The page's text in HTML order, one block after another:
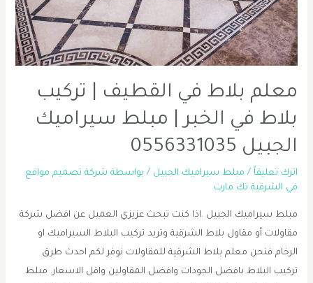
دهان
خارجي
في
الخبر
0556331035
معلم بلاط في القطيف | تركيب
بلاط في الخبر | مبلط سيراميك
الجبيل 0556331035
اترك تعليقاً / مبلط سيراميك الجبيل / بواسطة شركة تصميم مواقع
في الشرقية تك مارت
مبلط سيراميك الجبيل .اذا كنت تبحث عزيزي العميل عن افضل شركة
مقاولات أو مقاول بلاط الشرقية وتريد تركيب البلاط السيراميك او
الرخام فنحن معلم بلاط الشرقية للمقاولات نوفر لكم احدث طرق
تركيب البلاط بافضل الجودات وافضل المقاولين واقل الاسعار. مبلط